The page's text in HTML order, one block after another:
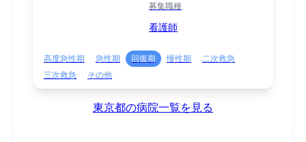
募集職種
看護師
高度急性期 急性期 回復期 慢性期
二次救急
三次救急
その他
東京都の病院一覧を見る